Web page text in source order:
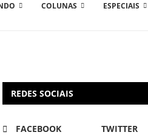
COLUNAS ESPECIAIS
REDES SOCIAIS
FACEBOOK
TWITTER